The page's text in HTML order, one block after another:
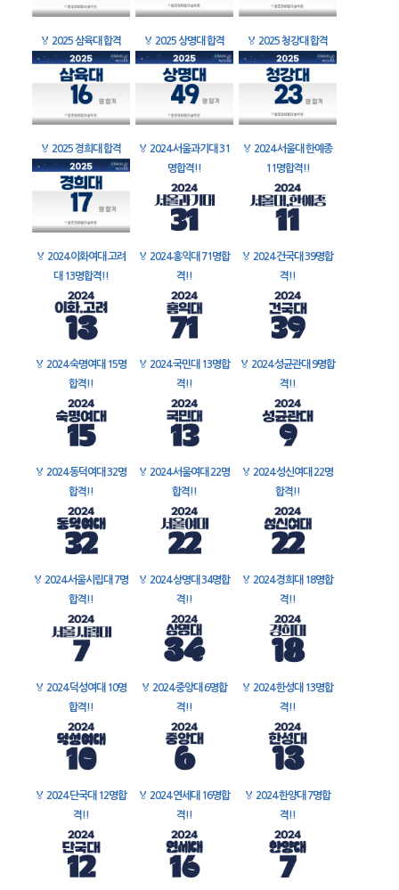
🏅 2025 삼육대 합격 🏅 2025 상명대 합격 🏅 2025 청강대 합격
🏅 2025 경희대 합격 🏅 2024 서울과기대 31
명합격!!
🏅 2024 서울대 한예종
11명합격!!
🏅 2024 이화여대 고려
대 13명합격!!
🏅 2024 홍익대 71명합
격!!
🏅 2024 건국대 39명합
격!!
🏅 2024 숙명여대 15명
합격!!
🏅 2024 국민대 13명합
격!!
🏅 2024 성균관대 9명합
격!!
🏅 2024 동덕여대 32명
합격!!
🏅 2024 서울여대 22명
합격!!
🏅 2024 성신여대 22명
합격!!
🏅 2024 서울시립대 7명
합격!!
🏅 2024 상명대 34명합
격!!
🏅 2024 경희대 18명합
격!!
🏅 2024 덕성여대 10명
합격!!
🏅 2024 중앙대 6명합
격!!
🏅 2024 한성대 13명합
격!!
🏅 2024 단국대 12명합
격!!
🏅 2024 연세대 16명합
격!!
🏅 2024 한양대 7명합
격!!